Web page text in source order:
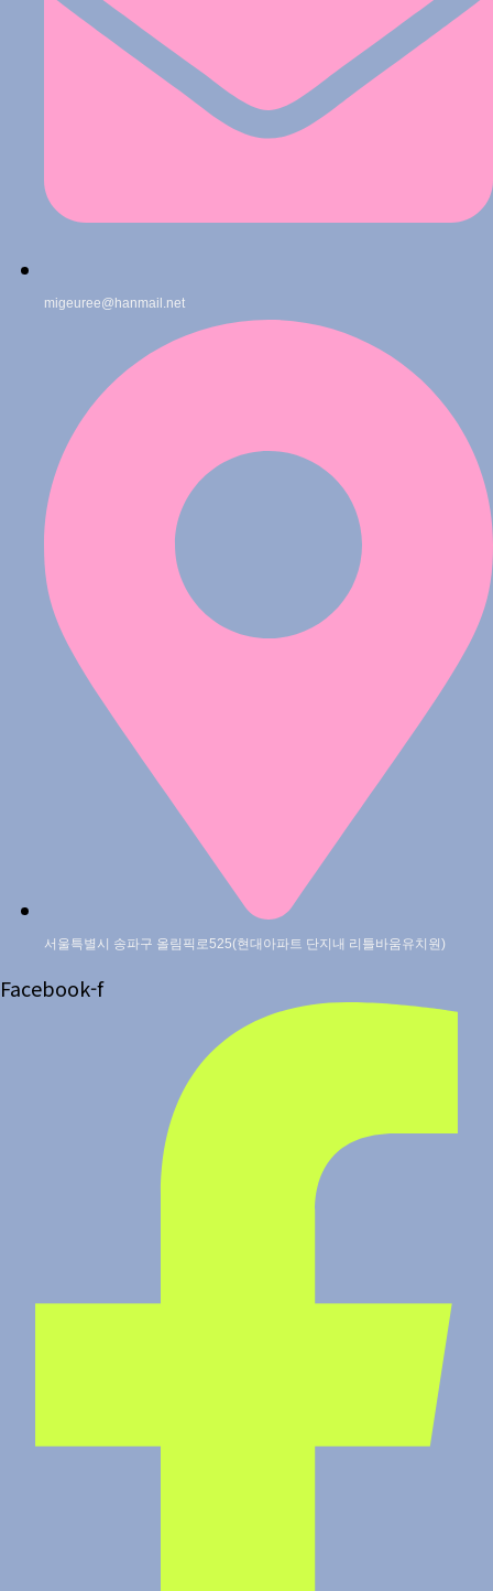
migeuree@hanmail.net
서울특별시 송파구 올림픽로525(현대아파트 단지내 리틀바움유치원)
Facebook-f